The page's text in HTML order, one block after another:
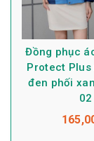
Đồng phục
Protect Plus
đen phối
02